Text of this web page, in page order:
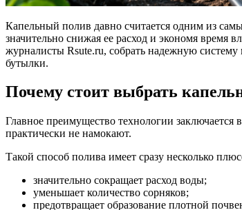
Капельный полив давно считается одним из
значительно снижая ее расход и экономя время
журналисты Rsute.ru, собрать надежную
бутылки.
Почему стоит выбрать
Главное преимущество технологии
практически не намокают.
Такой способ полива имеет сразу несколько
значительно сокращает расход воды;
уменьшает количество сорняков;
предотвращает образование плотной